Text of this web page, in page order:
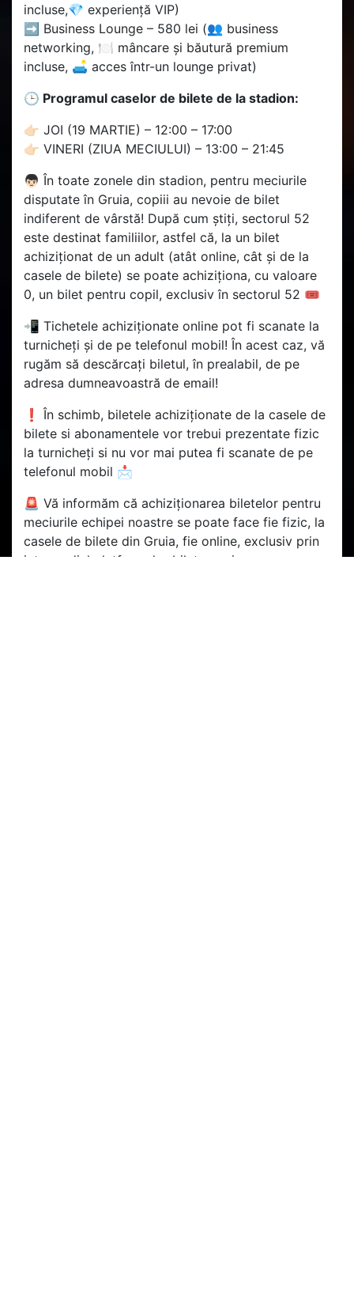
incluse,💎 experiență VIP)
➡ Business Lounge – 580 lei (👥 business
networking, 🍽 mâncare și băutură premium
incluse, 🛋 acces într-un lounge privat)
🕒 Programul caselor de bilete de la stadion:
👉🏻 JOI (19 MARTIE) – 12:00 – 17:00
👉🏻 VINERI (ZIUA MECIULUI) – 13:00 – 21:45
👦🏻 În toate zonele din stadion, pentru meciurile
disputate în Gruia, copiii au nevoie de bilet
indiferent de vârstă! După cum știți, sectorul 52
este destinat familiilor, astfel că, la un bilet
achiziționat de un adult (atât online, cât și de la
casele de bilete) se poate achiziționa, cu valoare
0, un bilet pentru copil, exclusiv în sectorul 52 🎟
📲 Tichetele achiziționate online pot fi scanate la
turnicheți și de pe telefonul mobil! În acest caz, vă
rugăm să descărcați biletul, în prealabil, de pe
adresa dumneavoastră de email!
❗ În schimb, biletele achiziționate de la casele de
bilete si abonamentele vor trebui prezentate fizic
la turnicheți si nu vor mai putea fi scanate de pe
telefonul mobil 📩
🚨 Vă informăm că achiziționarea biletelor pentru
meciurile echipei noastre se poate face fie fizic, la
casele de bilete din Gruia, fie online, exclusiv prin
intermediul platformelor bilete.ro și